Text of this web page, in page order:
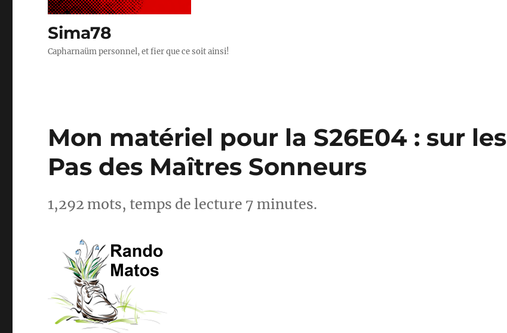
Sima78
Capharnaüm personnel, et fier que ce soit ainsi!
Mon matériel pour la S26E04 : sur les
Pas des Maîtres Sonneurs
1,292 mots, temps de lecture 7 minutes.